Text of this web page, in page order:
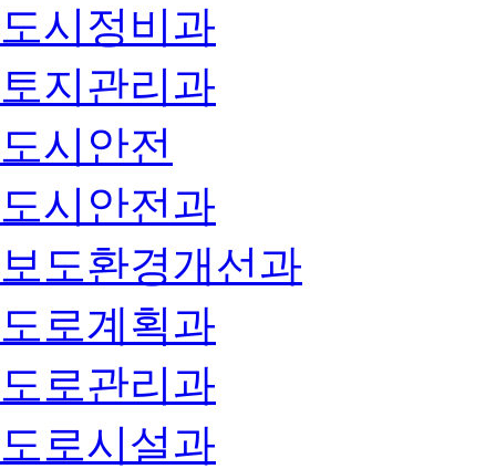
도시정비과
토지관리과
도시안전
도시안전과
보도환경개선과
도로계획과
도로관리과
도로시설과